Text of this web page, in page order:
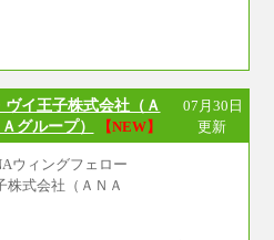
イ王子株式会社（Ａ
グループ）
【NEW】
07月30日
更新